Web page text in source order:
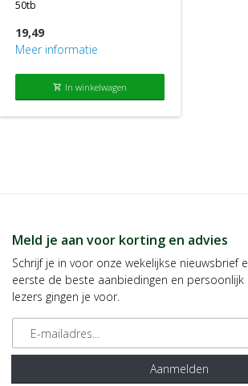
50tb
19,49
Meer informatie
shopping_cart In winkelwagen
Meld je aan voor korting en advies
Schrijf je in voor onze wekelijkse nieuwsbrief
eerste de beste aanbiedingen en persoonlijk
lezers gingen je voor.
E-mailadres
Aanmelden